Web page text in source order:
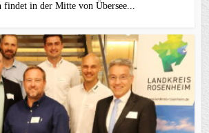
findet in der Mitte von Übersee...